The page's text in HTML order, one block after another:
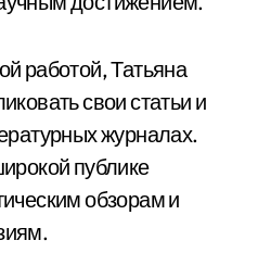
работой, Татьяна
свои статьи и
журналах.
публике
обзорам и